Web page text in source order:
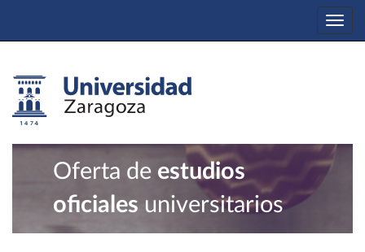
Oferta de estudios
oficiales universitarios